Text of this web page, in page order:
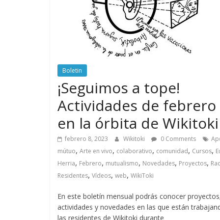
Boletin
¡Seguimos a tope!
Actividades de febrero
en la órbita de Wikitoki
febrero 8, 2023 Wikitoki 0 Comments
mútuo, Arte en vivo, colaborativo, comunidad, Cursos,
Herria, Febrero, mutualismo, Novedades, Proyectos,
Residentes, Vídeos, web, WikiToki
En este boletín mensual podrás conocer
actividades y novedades en las que están
las residentes de Wikitoki durante